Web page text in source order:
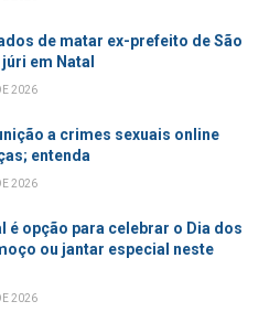
de matar ex-prefeito de São
em Natal
2026
a crimes sexuais online
entenda
2026
é opção para celebrar o Dia dos
ou jantar especial neste
2026